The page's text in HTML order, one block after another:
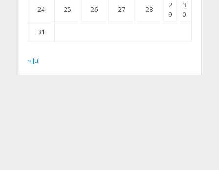
24 25 26 27 28
2
9
3
0
31
« Jul